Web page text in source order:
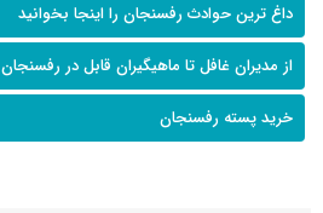
داغ ترین حوادث رفسنجان را اینجا بخوانید
از مدیران غافل تا ماهیگیران قابل در رفسنجان
خرید پسته رفسنجان